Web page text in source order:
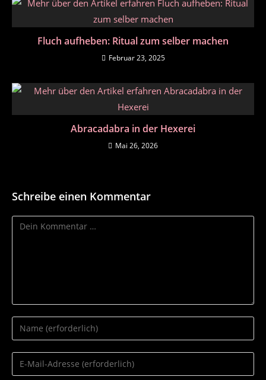
Fluch aufheben: Ritual zum selber machen
Februar 23, 2025
Abracadabra in der Hexerei
Mai 26, 2026
Schreibe einen Kommentar
Kommentar
Gib
deinen
Namen
oder
Gib
deine